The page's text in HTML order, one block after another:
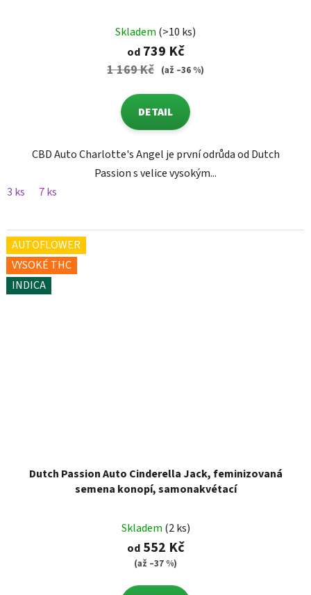
Skladem (>10 ks)
od739 Kč
1 169 Kč (až –36 %)
DETAIL
CBD Auto Charlotte's Angel je první odrůda od Dutch
Passion s velice vysokým...
3 ks
7 ks
AUTOFLOWER
VYSOKÉ THC
INDICA
Dutch Passion Auto Cinderella Jack, feminizovaná
semena konopí, samonakvétací
Skladem (2 ks)
od552 Kč
(až –37 %)